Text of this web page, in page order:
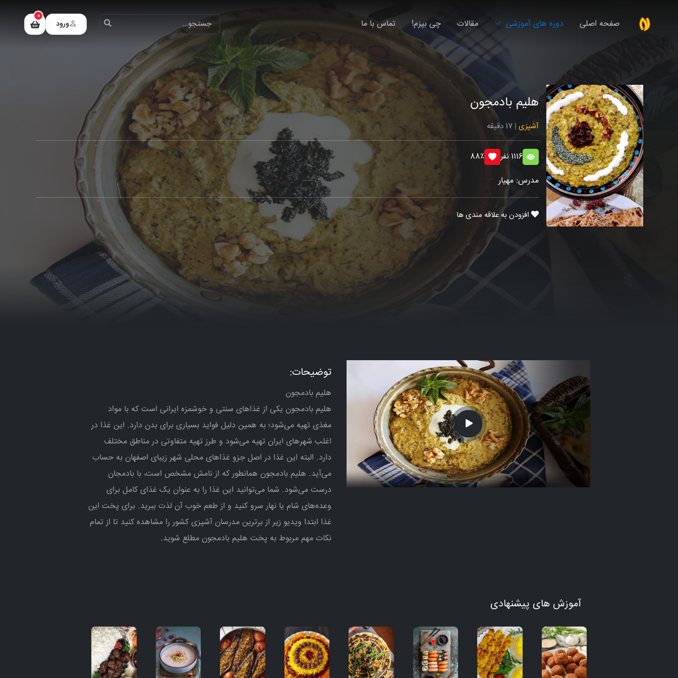
صفحه اصلی دوره های آموزشی مقالات چی بپزم! تماس با ما ورود
0
هلیم بادمجون
آشپزی | 17 دقیقه
1116 نفر 88٪
مدرس: مهیار
افزودن به علاقه مندی ها
توضیحات:
هلیم بادمجون
هلیم بادمجون یکی از غذاهای سنتی و خوشمزه ایرانی است که با مواد
مغذی تهیه می‌شود؛ به همین دلیل فواید بسیاری برای بدن دارد. این غذا در
اغلب شهرهای ایران تهیه می‌شود و طرز تهیه متفاوتی در مناطق مختلف
دارد. البته این غذا در اصل جزو غذاهای محلی شهر زیبای اصفهان به حساب
می‌آید. هلیم بادمجون همانطور که از نامش مشخص است، با بادمجان
درست می‌شود. شما می‌توانید این غذا را به عنوان یک غذای کامل برای
وعده‌های شام یا نهار سرو کنید و از طعم خوب آن لذت ببرید. برای پخت این
غذا ابتدا ویدیو زیر از برترین مدرسان آشپزی کشور را مشاهده کنید تا از تمام
نکات مهم مربوط به پخت هلیم بادمجون مطلع شوید.
آموزش های پیشنهادی